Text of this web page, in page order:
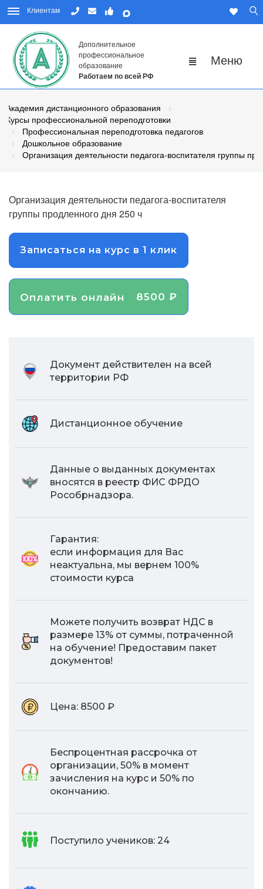
Клиентам
Дополнительное
профессиональное
образование
Работаем по всей РФ
Академия дистанционного образования
Курсы профессиональной переподготовки
Профессиональная переподготовка педагогов
Дошкольное образование
Организация деятельности педагога-воспитателя группы
Организация деятельности педагога-воспитателя
группы продленного дня 250 ч
Записаться на курс в 1 клик
Оплатить онлайн 8500 ₽
Документ действителен на всей
территории РФ
Дистанционное обучение
Данные о выданных документах
вносятся в реестр ФИС ФРДО
Рособрнадзора.
Гарантия:
если информация для Вас
неактуальна, мы вернем 100%
стоимости курса
Можете получить возврат НДС в
размере 13% от суммы, потраченной
на обучение! Предоставим пакет
документов!
Цена: 8500 ₽
Беспроцентная рассрочка от
организации, 50% в момент
зачисления на курс и 50% по
окончанию.
Поступило учеников: 24